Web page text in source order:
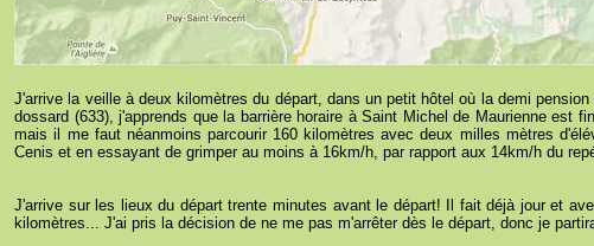
J'arrive la veille à deux kilomètres du départ, dans un petit hôtel où la demi
dossard (633), j'apprends que la barrière horaire à Saint Michel de Maurienne est
mais il me faut néanmoins parcourir 160 kilomètres avec deux milles mètres
Cenis et en essayant de grimper au moins à 16km/h, par rapport aux 14km/h du
J'arrive sur les lieux du départ trente minutes avant le départ! Il fait déjà jour et
kilomètres... J'ai pris la décision de ne me pas m'arrêter dès le départ, donc je